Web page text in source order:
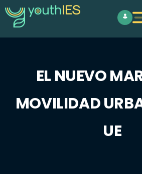
EL NUEVO
MOVILIDAD
UE